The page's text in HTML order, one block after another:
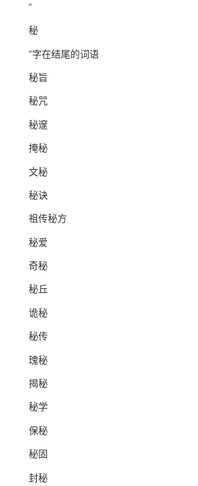
“
秘
”字在结尾的词语
秘旨
秘咒
秘邃
掩秘
文秘
秘诀
祖传秘方
秘爱
奇秘
秘丘
诡秘
秘传
瑰秘
揭秘
秘学
保秘
秘固
封秘